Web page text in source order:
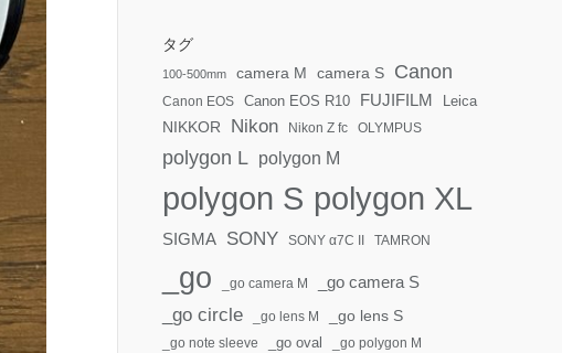
タグ
100-500mm camera M camera S Canon
Canon EOS Canon EOS R10 FUJIFILM
Leica
NIKKOR
Nikon Nikon Z fc OLYMPUS
polygon L polygon M
polygon S polygon XL
SIGMA SONY SONY α7C II TAMRON
_go _go camera M _go camera S
_go circle _go lens M _go lens S
_go note sleeve _go oval _go polygon M